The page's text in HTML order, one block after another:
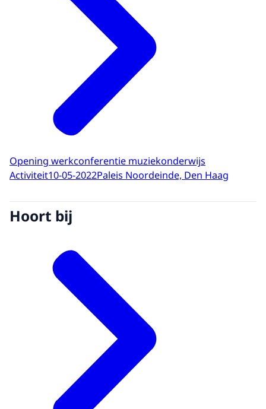
Opening werkconferentie muziekonderwijs
Activiteit10-05-2022Paleis Noordeinde, Den Haag
Hoort bij